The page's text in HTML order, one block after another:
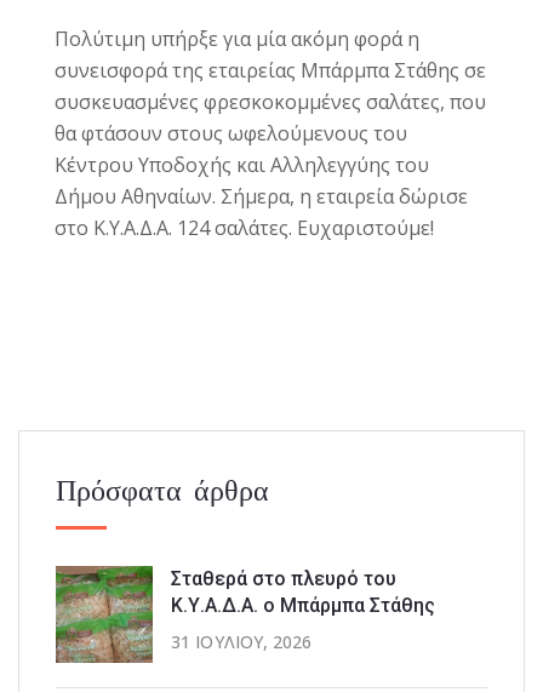
Πολύτιμη υπήρξε για μία ακόμη φορά η
συνεισφορά της εταιρείας Μπάρμπα Στάθης σε
συσκευασμένες φρεσκοκομμένες σαλάτες, που
θα φτάσουν στους ωφελούμενους του
Κέντρου Υποδοχής και Αλληλεγγύης του
Δήμου Αθηναίων. Σήμερα, η εταιρεία δώρισε
στο Κ.Υ.Α.Δ.Α. 124 σαλάτες. Ευχαριστούμε!
Πρόσφατα άρθρα
Σταθερά στο πλευρό του
Κ.Υ.Α.Δ.Α. ο Μπάρμπα Στάθης
31 ΙΟΥΛΊΟΥ, 2026